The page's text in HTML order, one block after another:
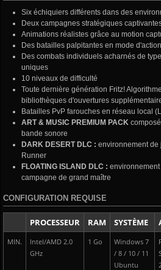
Six échiquiers différents dans des
Deux campagnes stratégiques
Animations réalistes grâce au motion
Des batailles palpitantes en mode
Des combats individuels acharnés de
uniques
10 niveaux de difficulté
Toute dernière génération Fritz!
bibliothèques d'ouvertures
Batailles PvP farouches en réseau local
ART & MUSIC PREMIUM PACK
bande sonore
DARK DESERT DLC :environnement de
Runner
FLOATING ISLAND DLC :
campagne de grand maître
CONFIGURATION REQUISE
PROCESSEUR RAM SYSTÈME
MIN.
Intel/AMD 2.0
GHz
1 Go
Windows 7
/ 8 / 10 / 11
Ubuntu